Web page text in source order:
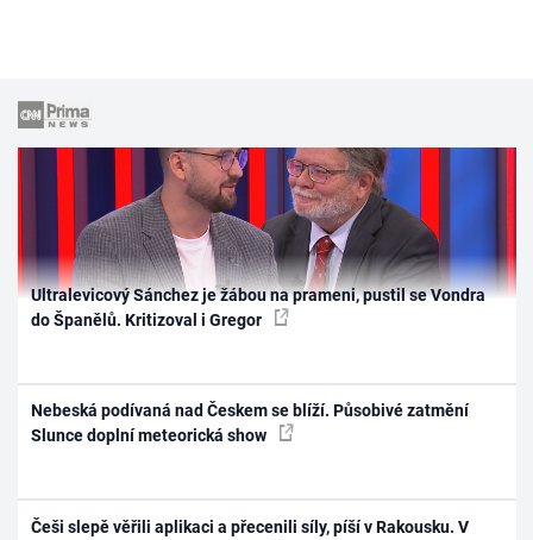
Ultralevicový Sánchez je žábou na prameni, pustil se Vondra
do Španělů. Kritizoval i Gregor
Nebeská podívaná nad Českem se blíží. Působivé zatmění
Slunce doplní meteorická show
Češi slepě věřili aplikaci a přecenili síly, píší v Rakousku. V